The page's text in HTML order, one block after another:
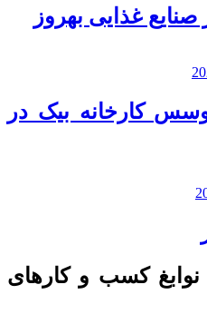
صنایع غذایی بهروز
کارخانه بیک در
کسب و کارهای